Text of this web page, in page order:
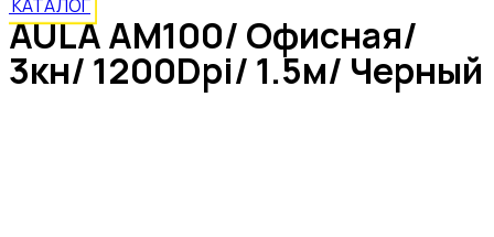
КАТАЛОГ
AULA AM100/ Офисная/
3кн/ 1200Dpi/ 1.5м/ Черный